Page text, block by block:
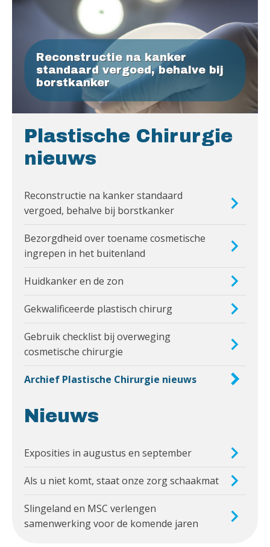
Reconstructie na kanker
standaard vergoed, behalve bij
borstkanker
Plastische Chirurgie
nieuws
Reconstructie na kanker standaard
vergoed, behalve bij borstkanker
Bezorgdheid over toename cosmetische
ingrepen in het buitenland
Huidkanker en de zon
Gekwalificeerde plastisch chirurg
Gebruik checklist bij overweging
cosmetische chirurgie
Archief Plastische Chirurgie nieuws
Nieuws
Exposities in augustus en september
Als u niet komt, staat onze zorg schaakmat
Slingeland en MSC verlengen
samenwerking voor de komende jaren